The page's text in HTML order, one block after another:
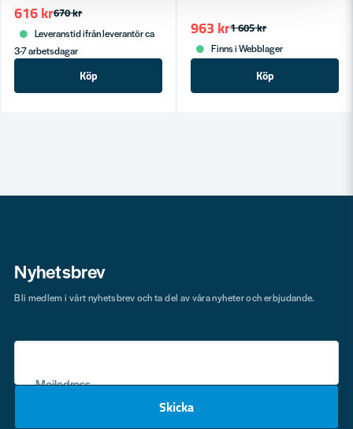
670 kr
616 kr
Leveranstid ifrån leverantör ca
3-7 arbetsdagar
Köp
1 605 kr
963 kr
Finns i Webblager
Köp
Nyhetsbrev
Mejladress
Skicka
Bli medlem i vårt nyhetsbrev och ta del av våra nyheter och erbjudande.